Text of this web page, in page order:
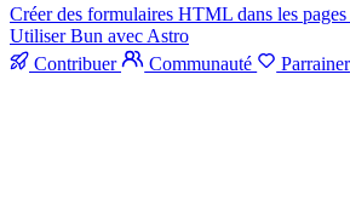
Créer des formulaires HTML dans les
Utiliser Bun avec Astro
Contribuer
Communauté Parrainer